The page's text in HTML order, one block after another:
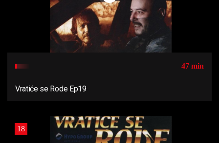
47 min
Vratiće se Rode Ep19
18